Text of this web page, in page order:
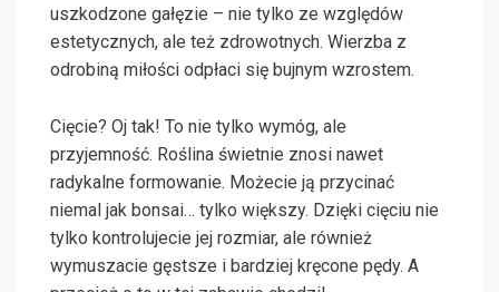
uszkodzone gałęzie – nie tylko ze względów
estetycznych, ale też zdrowotnych. Wierzba z
odrobiną miłości odpłaci się bujnym wzrostem.
Cięcie? Oj tak! To nie tylko wymóg, ale
przyjemność. Roślina świetnie znosi nawet
radykalne formowanie. Możecie ją przycinać
niemal jak bonsai… tylko większy. Dzięki cięciu nie
tylko kontrolujecie jej rozmiar, ale również
wymuszacie gęstsze i bardziej kręcone pędy. A